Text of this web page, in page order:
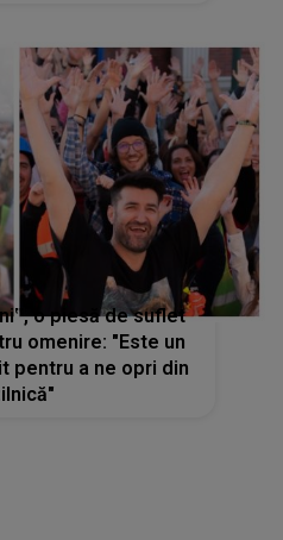
o piesă de suflet
omenire: "Este un
pentru a ne opri din